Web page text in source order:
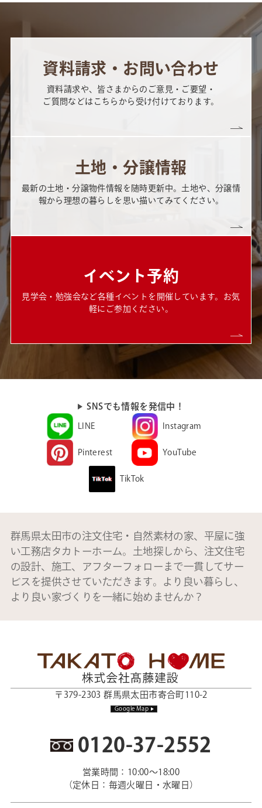
資料請求・お問い合わせ
資料請求や、皆さまからのご意見・ご要望・
ご質問などはこちらから受け付けております。
土地・分譲情報
最新の土地・分譲物件情報を随時更新中。土地や、分譲情
報から理想の暮らしを思い描いてみてください。
イベント予約
見学会・勉強会など各種イベントを開催しています。お気
軽にご参加ください。
SNSでも情報を発信中！
LINE Instagram
Pinterest YouTube
TikTok
群馬県太田市の注文住宅・自然素材の家、平屋に強
い工務店タカトーホーム。土地探しから、注文住宅
の設計、施工、アフターフォローまで一貫してサー
ビスを提供させていただきます。より良い暮らし、
より良い家づくりを一緒に始めませんか？
〒379-2303 群馬県太田市寄合町110-2
Google Map
0120-37-2552
営業時間：10:00～18:00
（定休日：毎週火曜日・水曜日）